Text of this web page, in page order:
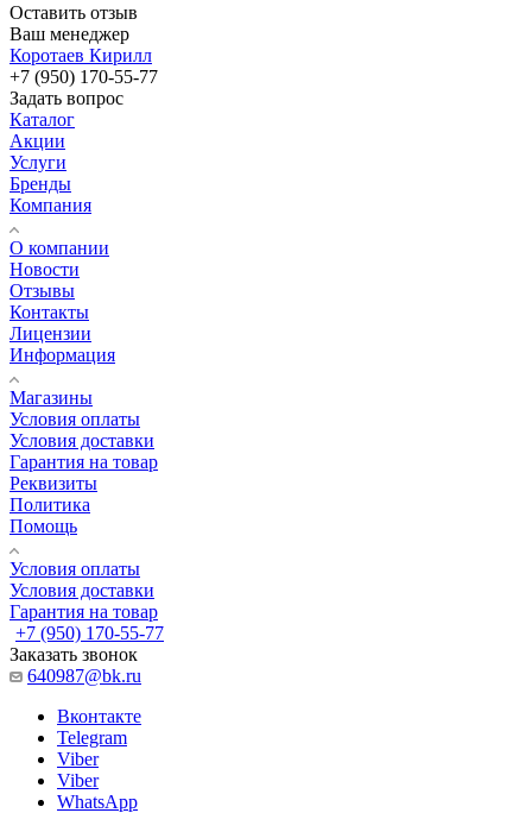
Оставить отзыв
Ваш менеджер
Коротаев Кирилл
+7 (950) 170-55-77
Задать вопрос
Каталог
Акции
Услуги
Бренды
Компания
О компании
Новости
Отзывы
Контакты
Лицензии
Информация
Магазины
Условия оплаты
Условия доставки
Гарантия на товар
Реквизиты
Политика
Помощь
Условия оплаты
Условия доставки
Гарантия на товар
+7 (950) 170-55-77
Заказать звонок
640987@bk.ru
Вконтакте
Telegram
Viber
Viber
WhatsApp